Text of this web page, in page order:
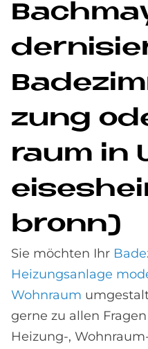
zung
raum in
bronn)
Sie möchten Ihr
Heizungsanlage
Wohnraum
gerne zu allen
Heizung-,